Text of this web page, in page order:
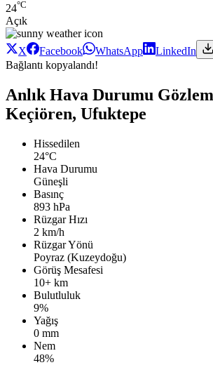
24°C
Açık
X Facebook WhatsApp LinkedIn
Bağlantı kopyalandı!
Anlık Hava Durumu
Keçiören, Ufuktepe
Hissedilen
24°C
Hava Durumu
Güneşli
Basınç
893 hPa
Rüzgar Hızı
2 km/h
Rüzgar Yönü
Poyraz (Kuzeydoğu)
Görüş Mesafesi
10+ km
Bulutluluk
9%
Yağış
0 mm
Nem
48%